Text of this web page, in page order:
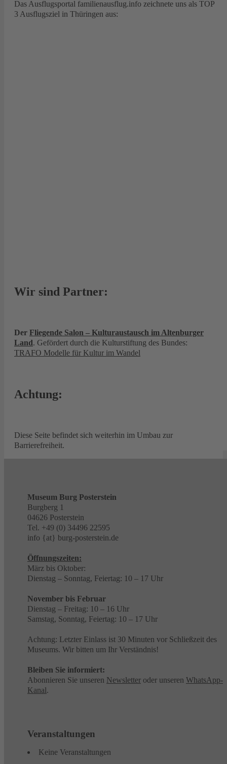
Das Ausflugsportal familienausflug.info zeichnete uns als TOP
3 Ausflugsziel in Thüringen aus:
Wir sind Partner:
Der Fliegende Salon – Kulturaustausch im Altenburger
Land. Gefördert durch die Kulturstiftung des Bundes:
TRAFO Modelle für Kultur im Wandel
Achtung:
Diese Seite befindet sich weiterhin im Umbau zur
Barrierefreiheit.
Museum Burg Posterstein
Burgberg 1
04626 Posterstein
Tel. +49 (0) 34496 22595
info {at} burg-posterstein.de
Öffnungszeiten:
März bis Oktober:
Dienstag – Sonntag, Feiertag: 10 – 17 Uhr
November bis Februar
Dienstag – Freitag: 10 – 16 Uhr
Samstag, Sonntag, Feiertag: 10 – 17 Uhr
Achtung: Letzter Einlass ist 30 Minuten vor Schließzeit des
Museums. Wir bitten um Ihr Verständnis!
Bleiben Sie informiert:
Abonnieren Sie unseren Newsletter oder unseren WhatsApp-
Kanal.
Veranstaltungen
Keine Veranstaltungen